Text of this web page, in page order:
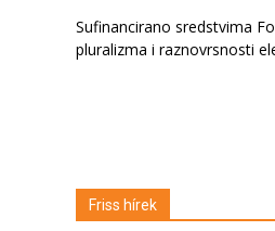
Sufinancirano sredstvima
pluralizma i raznovrsnosti
Friss hírek